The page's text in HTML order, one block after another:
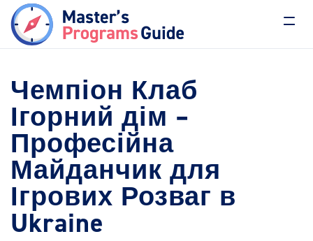
Чемпіон Клаб
Ігорний дім –
Професійна
Майданчик для
Ігрових Розваг в
Ukraine